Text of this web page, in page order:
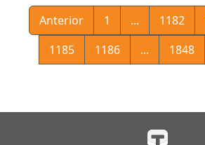
Anterior 1 ... 1182
1185
1186 ... 1848